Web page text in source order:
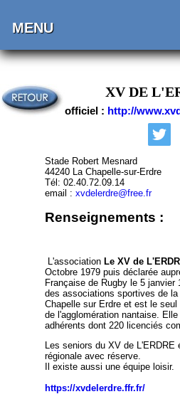
MENU
XV DE
Site officiel : http://
Stade Robert Mesnard
44240 La Chapelle-sur-Erdre
Tél: 02.40.72.09.14
email : xvdelerdre@free.fr
Renseignements :
L'association Le XV de
Octobre 1979 puis déclarée
Française de Rugby le 5 janvier
des associations sportives de
Chapelle sur Erdre et est le
de l'agglomération nantaise.
adhérents dont 220 licenciés
Les seniors du XV de L'ERDRE
régionale avec réserve.
Il existe aussi une équipe loisir.
https://xvdelerdre.ffr.fr/